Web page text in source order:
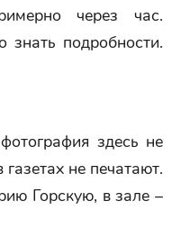
через час.
подробности.
здесь не
не печатают.
Горскую, в зале –